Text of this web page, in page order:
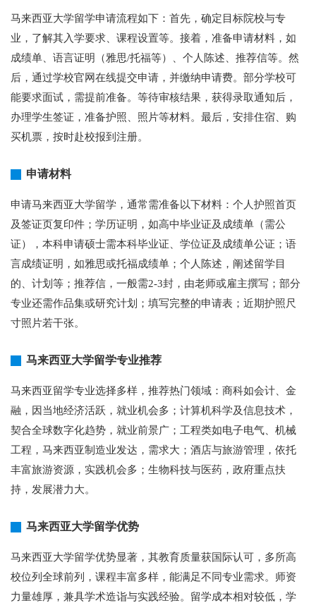
马来西亚大学留学申请流程如下：首先，确定目标院校与专
业，了解其入学要求、课程设置等。接着，准备申请材料，如
成绩单、语言证明（雅思/托福等）、个人陈述、推荐信等。然
后，通过学校官网在线提交申请，并缴纳申请费。部分学校可
能要求面试，需提前准备。等待审核结果，获得录取通知后，
办理学生签证，准备护照、照片等材料。最后，安排住宿、购
买机票，按时赴校报到注册。
申请材料
申请马来西亚大学留学，通常需准备以下材料：个人护照首页
及签证页复印件；学历证明，如高中毕业证及成绩单（需公
证），本科申请硕士需本科毕业证、学位证及成绩单公证；语
言成绩证明，如雅思或托福成绩单；个人陈述，阐述留学目
的、计划等；推荐信，一般需2-3封，由老师或雇主撰写；部分
专业还需作品集或研究计划；填写完整的申请表；近期护照尺
寸照片若干张。
马来西亚大学留学专业推荐
马来西亚留学专业选择多样，推荐热门领域：商科如会计、金
融，因当地经济活跃，就业机会多；计算机科学及信息技术，
契合全球数字化趋势，就业前景广；工程类如电子电气、机械
工程，马来西亚制造业发达，需求大；酒店与旅游管理，依托
丰富旅游资源，实践机会多；生物科技与医药，政府重点扶
持，发展潜力大。
马来西亚大学留学优势
马来西亚大学留学优势显著，其教育质量获国际认可，多所高
校位列全球前列，课程丰富多样，能满足不同专业需求。师资
力量雄厚，兼具学术造诣与实践经验。留学成本相对较低，学